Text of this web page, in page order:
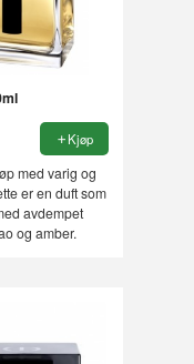
Kjøp
med varig og
er en duft som
avdempet
og amber.